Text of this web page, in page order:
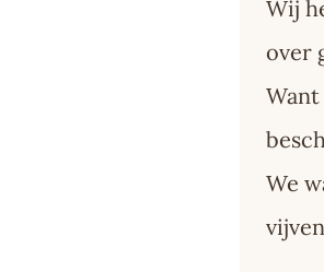
Wij
over
We